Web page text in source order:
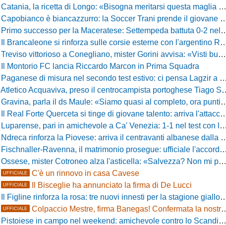
Catania, la ricetta di Longo: «Bisogna meritarsi questa maglia ogni singolo giorno»
Capobianco è biancazzurro: la Soccer Trani prende il giovane attaccante ex Monopoli
Primo successo per la Maceratese: Settempeda battuta 0-2 nella ripresa
Il Brancaleone si rinforza sulle corsie esterne con l'argentino Rotela
Treviso vittorioso a Conegliano, mister Gorini avvisa: «Visti buoni spunti, ma c'è ancora tanto da lavorare»
Il Montorio FC lancia Riccardo Marcon in Prima Squadra
Paganese di misura nel secondo test estivo: ci pensa Lagzir a piegare l'Equipe Campania
Atletico Acquaviva, preso il centrocampista portoghese Tiago Santos
Gravina, parla il ds Maule: «Siamo quasi al completo, ora puntiamo sugli esterni d'attacco»
Il Real Forte Querceta si tinge di giovane talento: arriva l'attaccante Lucchesi
Luparense, pari in amichevole a Ca' Venezia: 1-1 nel test con la Primavera lagunare
Ndreca rinforza la Piovese: arriva il centravanti albanese dalla serie D
Fischnaller-Ravenna, il matrimonio prosegue: ufficiale l'accordo quinquennale per l'attacco
Ossese, mister Cotroneo alza l'asticella: «Salvezza? Non mi pongo limiti, voglio vincere più partite possibile»
UFFICIALE C'è un rinnovo in casa Cavese
UFFICIALE Il Bisceglie ha annunciato la firma di De Lucci
Il Figline rinforza la rosa: tre nuovi innesti per la stagione gialloblù
UFFICIALE Colpaccio Mestre, firma Banegas! Confermata la nostra anteprima
Pistoiese in campo nel weekend: amichevole contro lo Scandicci allo stadio Strulli di Monsummano